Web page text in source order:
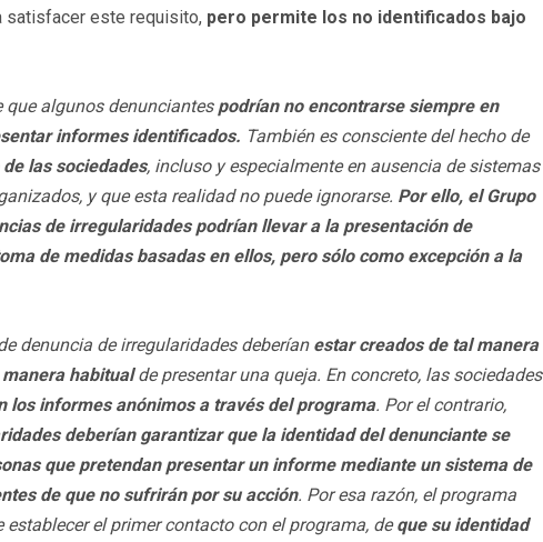
satisfacer este requisito, pero permite los no identificados bajo
que algunos denunciantes podrían no encontrarse siempre en
informes identificados. También es consciente del hecho de
las sociedades, incluso y especialmente en ausencia de sistemas
y que esta realidad no puede ignorarse. Por ello, el Grupo
de irregularidades podrían llevar a la presentación de
de medidas basadas en ellos, pero sólo como excepción a la
denuncia de irregularidades deberían estar creados de tal manera
habitualde presentar una queja. En concreto, las sociedades
los informes anónimos a través del programa. Por el contrario,
deberían garantizar que la identidad del denunciante se
que pretendan presentar un informe mediante un sistema de
de que no sufrirán por su acción. Por esa razón, el programa
el primer contacto con el programa, deque su identidad